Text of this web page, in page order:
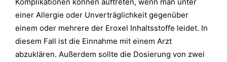
Komplikationen können auftreten, wenn man unter
einer Allergie oder Unverträglichkeit gegenüber
einem oder mehrere der Eroxel Inhaltsstoffe leidet. In
diesem Fall ist die Einnahme mit einem Arzt
abzuklären. Außerdem sollte die Dosierung von zwei